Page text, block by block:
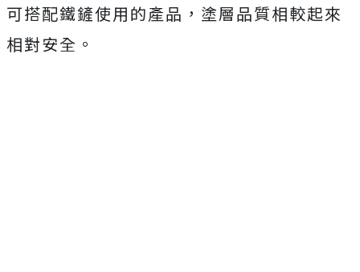
可搭配鐵鏟使用的產品，塗層品質相較起來
相對安全。